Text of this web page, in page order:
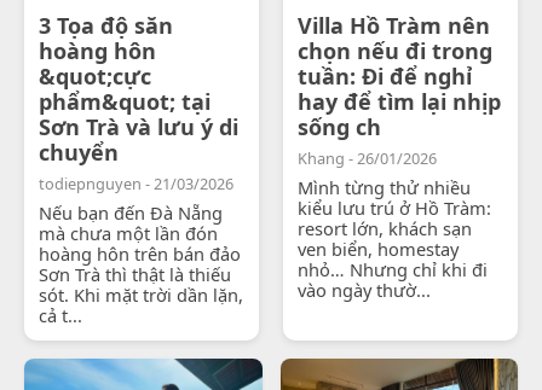
3 Tọa độ săn
hoàng hôn
&quot;cực
phẩm&quot; tại
Sơn Trà và lưu ý di
chuyển
todiepnguyen - 21/03/2026
Nếu bạn đến Đà Nẵng
mà chưa một lần đón
hoàng hôn trên bán đảo
Sơn Trà thì thật là thiếu
sót. Khi mặt trời dần lặn,
cả t...
Villa Hồ Tràm nên
chọn nếu đi trong
tuần: Đi để nghỉ
hay để tìm lại nhịp
sống ch
Khang - 26/01/2026
Mình từng thử nhiều
kiểu lưu trú ở Hồ Tràm:
resort lớn, khách sạn
ven biển, homestay
nhỏ… Nhưng chỉ khi đi
vào ngày thườ...